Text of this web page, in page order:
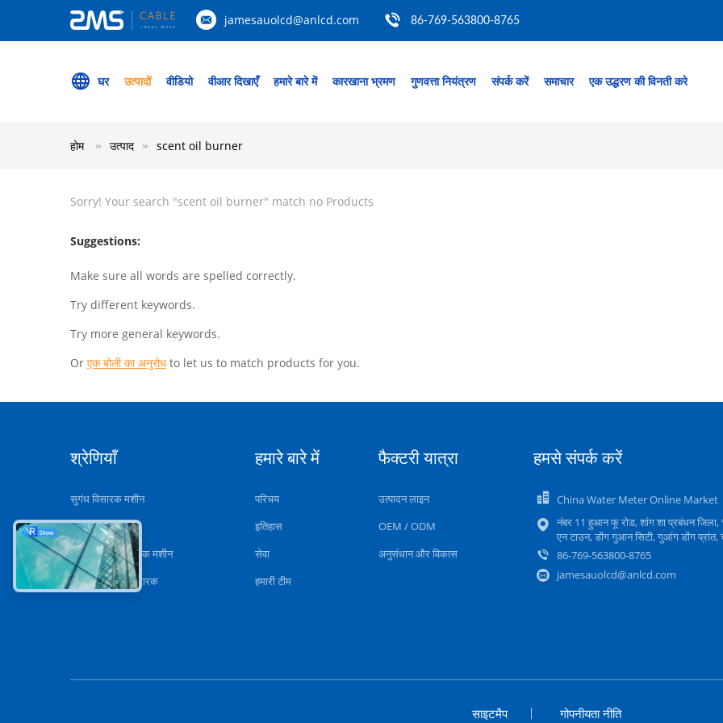
jamesauolcd@anlcd.com 86-769-563800-8765
घर उत्पादों वीडियो वीआर दिखाएँ हमारे बारे में कारखाना भ्रमण गुणवत्ता नियंत्रण संपर्क करें समाचार एक उद्धरण की विनती करे
होम उत्पाद scent oil burner
Sorry! Your search "scent oil burner" match no Products
Suggestions:
Make sure all words are spelled correctly.
Try different keywords.
Try more general keywords.
Or एक बोली का अनुरोध to let us to match products for you.
श्रेणियाँ
सुगंध विसारक मशीन
गंध विसारक मशीन
आवश्यक तेल विसारक मशीन
स्वचालित सुगंध विसारक
हमारे बारे में
परिचय
इतिहास
सेवा
हमारी टीम
फैक्टरी यात्रा
उत्पादन लाइन
OEM / ODM
अनुसंधान और विकास
हमसे संपर्क करें
China Water Meter Online Market
नंबर 11 हुआन फू रोड, शांग शा प्रबंधन जिला,
एन टाउन, डोंग गुआन सिटी, गुआंग डोंग प्रांत,
86-769-563800-8765
jamesauolcd@anlcd.com
साइटमैप गोपनीयता नीति